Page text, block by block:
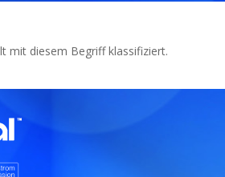
mit diesem Begriff klassifiziert.